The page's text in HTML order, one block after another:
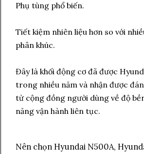
Phụ tùng phổ biến.
Tiết kiệm nhiên liệu hơn so với
phân khúc.
Đây là khối động cơ đã được
trong nhiều năm và nhận được
từ cộng đồng người dùng về độ
năng vận hành liên tục.
Nên chọn Hyundai N500A,